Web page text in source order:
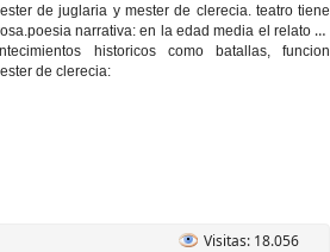
de juglaria y mester de clerecia. teatro tiene
poesia narrativa: en la edad media el relato se
historicos como batallas, funcion
de clerecia:
Visitas: 18.056